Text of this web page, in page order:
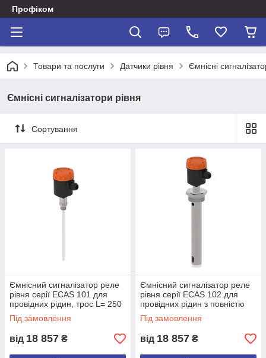
Профіком
Товари та послуги Датчики рівня Ємнісні
Ємнісні сигналізатори рівня
Сортування
Ємнісний сигналізатор реле
рівня серії ECAS 101 для
провідних рідин, трос L= 250
мм
Під замовлення
від 18 857 ₴
Ємнісний сигналізатор реле
рівня серії ECAS 102 для
провідних рідин з повністю
ізольованим зондом L= 250
mm
Під замовлення
від 18 857 ₴